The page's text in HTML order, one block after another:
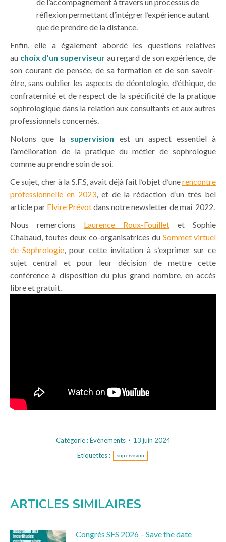
réflexion permettant d’intégrer l’expérience autant
que de prendre de la distance.
Enfin, elle a également abordé les questions relatives
au choix d’un superviseur au regard de son expérience, de
son courant de pensée, de sa formation et de son savoir-
être, sans oublier les aspects de déontologie, d’éthique, de
confraternité et de respect de la spécificité de la pratique
sophrologique dans la relation aux consultants et aux autres
professionnels concernés.
Notons que la supervision est un aspect essentiel à
l’amélioration de la pratique du métier de sophrologue
comme au prendre soin de soi.
Ce sujet, cher à la S.F.S, avait déjà fait l’objet d’unerencontre
professionnelle en 2023, et de la rédaction d’un très bel
article par Elvire Prévotdans notre newsletter de mai 2022.
Nous remercions Laurence Roux-Fouillet et Sophie
Chabaud, toutes deux co-organisatrices du Sommet virtuel
de Sophrologie, pour cette invitation à s’exprimer sur ce
sujet central et pour leur décision de mettre cette
conférence à disposition du plus grand nombre, en accès
libre et gratuit.
Catégorie :Évènements
13 juin 2024
Étiquettes :
supervision
ARTICLES SIMILAIRES
Congrès SFS 2026 – Save the date